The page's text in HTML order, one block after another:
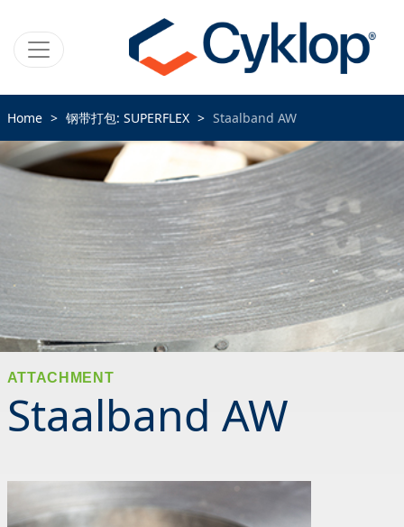
Home 钢带打包: SUPERFLEX Staalband AW
ATTACHMENT
Staalband AW